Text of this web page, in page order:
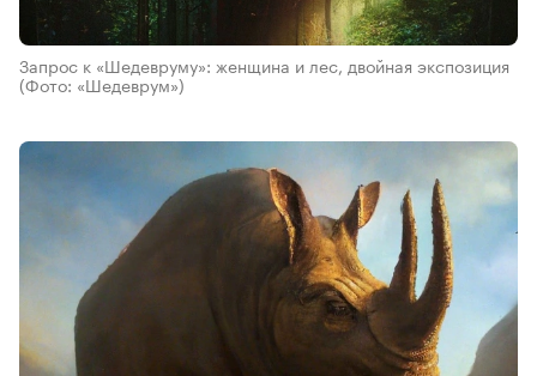
Запрос к «Шедевруму»: женщина и лес, двойная экспозиция
(Фото: «Шедеврум»)